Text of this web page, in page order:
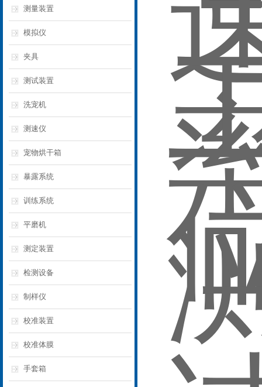
测量装置
模拟仪
夹具
测试装置
洗宠机
测速仪
宠物烘干箱
暴露系统
训练系统
平磨机
测定装置
检测设备
制样仪
校准装置
校准体膜
手套箱